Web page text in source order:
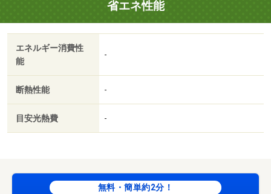
省エネ性能
エネルギー消費性
能
-
断熱性能 -
目安光熱費 -
無料・簡単約2分！